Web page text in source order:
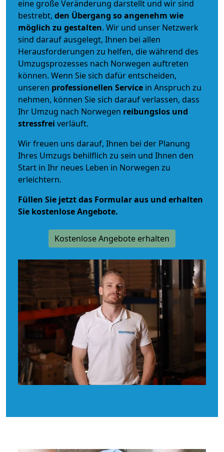
eine große Veränderung darstellt und wir sind
bestrebt, den Übergang so angenehm wie
möglich zu gestalten. Wir und unser Netzwerk
sind darauf ausgelegt, Ihnen bei allen
Herausforderungen zu helfen, die während des
Umzugsprozesses nach Norwegen auftreten
können. Wenn Sie sich dafür entscheiden,
unseren professionellen Service in Anspruch zu
nehmen, können Sie sich darauf verlassen, dass
Ihr Umzug nach Norwegen reibungslos und
stressfrei verläuft.
Wir freuen uns darauf, Ihnen bei der Planung
Ihres Umzugs behilflich zu sein und Ihnen den
Start in Ihr neues Leben in Norwegen zu
erleichtern.
Füllen Sie jetzt das Formular aus und erhalten
Sie kostenlose Angebote.
Kostenlose Angebote erhalten